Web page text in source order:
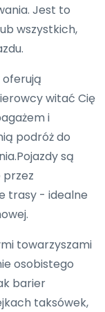
Jest to
wszystkich,
witać Cię
i
podróż do
są
przez
trasy - idealne
towarzyszami
osobistego
barier
taksówek,